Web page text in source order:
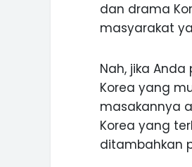
dan drama
masyarakat
Nah, jika
Korea yang
masakannya
Korea yang
ditambahkan